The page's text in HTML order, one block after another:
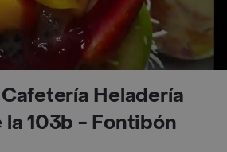
Heladería
la 103b - Fontibón